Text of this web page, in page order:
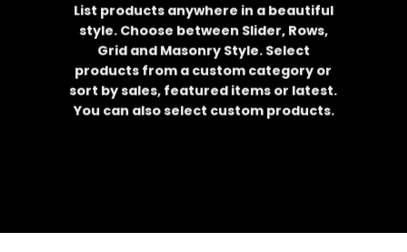
List products anywhere in a beautiful
style. Choose between Slider, Rows,
Grid and Masonry Style. Select
products from a custom category or
sort by sales, featured items or latest.
You can also select custom products.